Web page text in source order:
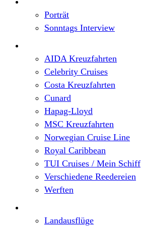
Porträt
Sonntags Interview
AIDA Kreuzfahrten
Celebrity Cruises
Costa Kreuzfahrten
Cunard
Hapag-Lloyd
MSC Kreuzfahrten
Norwegian Cruise Line
Royal Caribbean
TUI Cruises / Mein Schiff
Verschiedene Reedereien
Werften
Landausflüge